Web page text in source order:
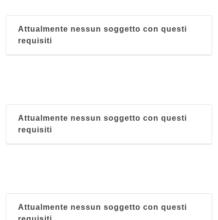
Attualmente nessun soggetto con questi
requisiti
Attualmente nessun soggetto con questi
requisiti
Attualmente nessun soggetto con questi